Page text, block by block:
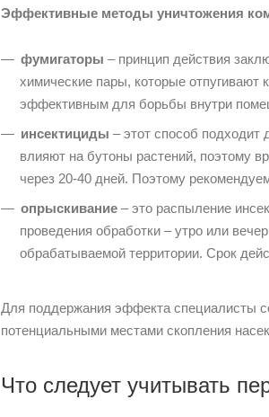
Эффективные методы уничтожения
фумигаторы – принцип действия
химические пары, которые
эффективным для борьбы внутри
инсектициды – этот способ подходит
влияют на бутоны растений, поэтому
через 20-40 дней. Поэтому
опрыскивание – это распыление
проведения обработки – утро или
обрабатываемой территории. Срок
Для поддержания эффекта специалисты
потенциальными местами скопления
Что следует учитывать